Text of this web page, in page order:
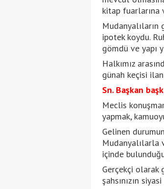
kitap fuarlarına
ipotek koydu.
gömdü ve yapı
Halkımız
günah keçisi
Sn. Başkan
Meclis
yapmak,
Gelinen
Mudanyalılarla
içinde
Gerçekçi olarak
şahsınızın